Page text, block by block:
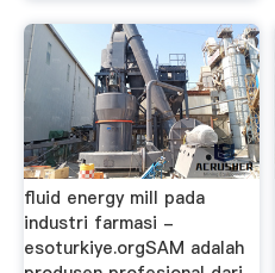
fluid energy mill pada
industri farmasi -
esoturkiye.orgSAM adalah